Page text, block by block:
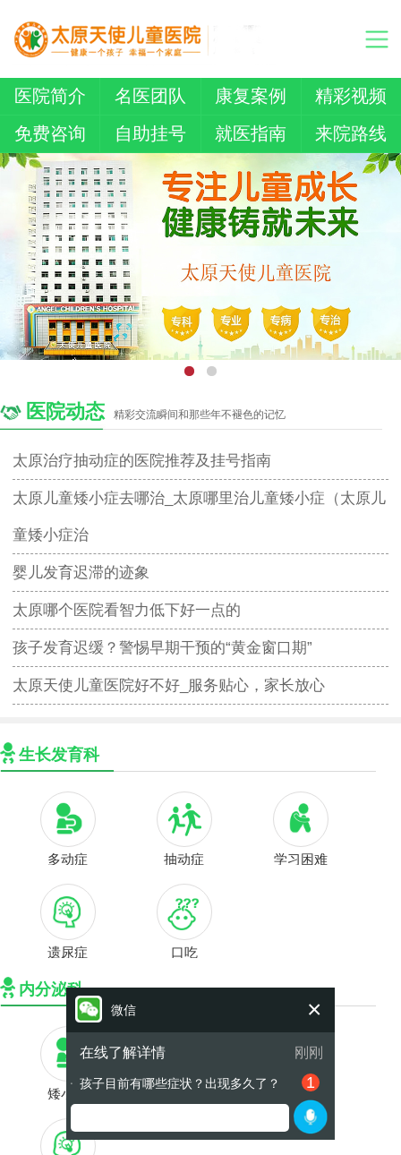
医院简介 名医团队 康复案例
精彩视频
免费咨询
自助挂号 就医指南 来院路线
医院动态 精彩交流瞬间和那些年不褪色的记忆
太原治疗抽动症的医院推荐及挂号指南
太原儿童矮小症去哪治_太原哪里治儿童矮小症（太原儿
童矮小症治
婴儿发育迟滞的迹象
太原哪个医院看智力低下好一点的
孩子发育迟缓？警惕早期干预的“黄金窗口期”
太原天使儿童医院好不好_服务贴心，家长放心
生长发育科
多动症 抽动症 学习困难
遗尿症 口吃
内分泌科
矮小症 性早熟 肥胖症
微信 ×
在线了解详情 刚刚
● 孩子目前有哪些症状？出现多久了？ 1